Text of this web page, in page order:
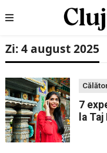
Zi:4 august 2025
7
la